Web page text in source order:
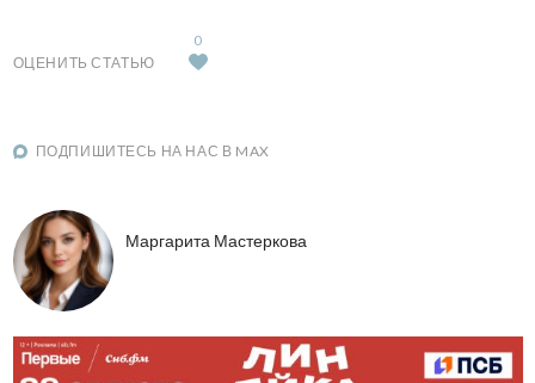
ОЦЕНИТЬ СТАТЬЮ
0
ПОДПИШИТЕСЬ НА НАС В MAX
Маргарита Мастеркова